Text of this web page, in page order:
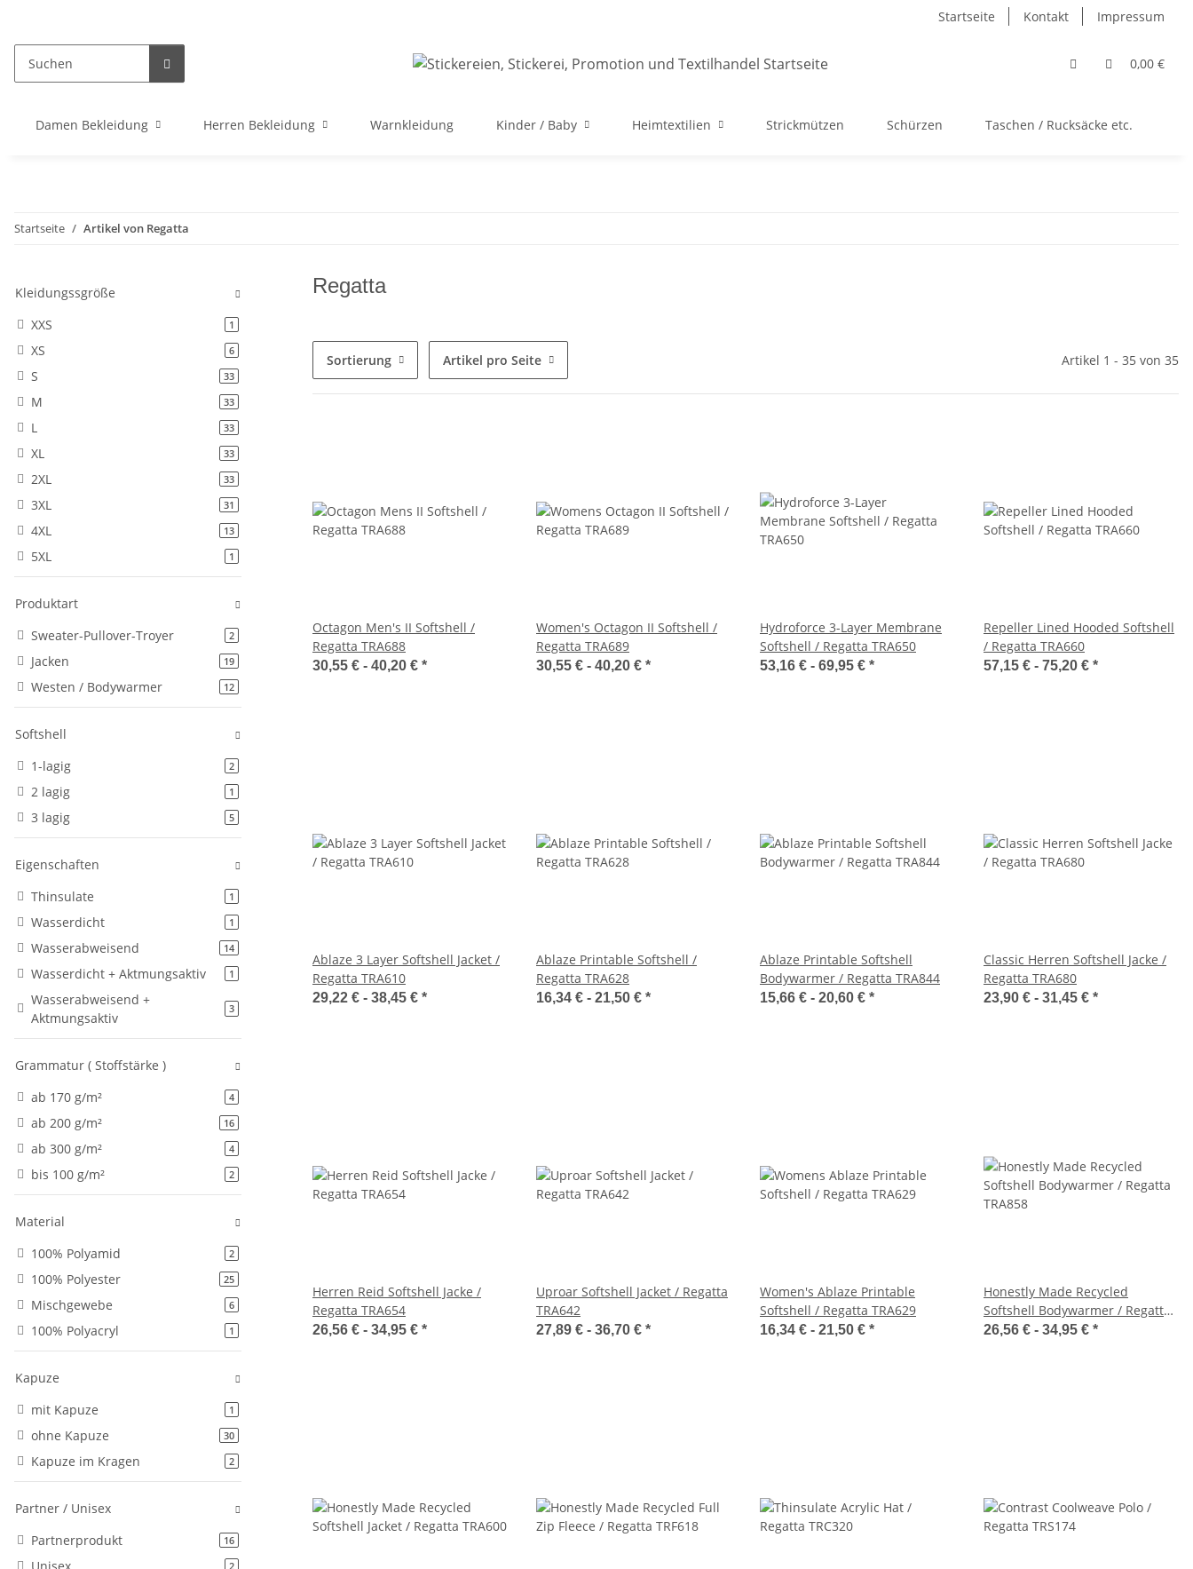
Startseite Kontakt Impressum
0,00 €
Damen Bekleidung Herren Bekleidung Warnkleidung Kinder / Baby Heimtextilien Strickmützen Schürzen Taschen / Rucksäcke etc.
Startseite Artikel von Regatta
Regatta
Sortierung Artikel pro Seite Artikel 1 - 35 von 35
Octagon Men's II Softshell /
Regatta TRA688
30,55 € - 40,20 € *
Women's Octagon II Softshell /
Regatta TRA689
30,55 € - 40,20 € *
Hydroforce 3-Layer Membrane
Softshell / Regatta TRA650
53,16 € - 69,95 € *
Repeller Lined Hooded Softshell
/ Regatta TRA660
57,15 € - 75,20 € *
Ablaze 3 Layer Softshell Jacket /
Regatta TRA610
29,22 € - 38,45 € *
Ablaze Printable Softshell /
Regatta TRA628
16,34 € - 21,50 € *
Ablaze Printable Softshell
Bodywarmer / Regatta TRA844
15,66 € - 20,60 € *
Classic Herren Softshell Jacke /
Regatta TRA680
23,90 € - 31,45 € *
Herren Reid Softshell Jacke /
Regatta TRA654
26,56 € - 34,95 € *
Uproar Softshell Jacket / Regatta
TRA642
27,89 € - 36,70 € *
Women's Ablaze Printable
Softshell / Regatta TRA629
16,34 € - 21,50 € *
Honestly Made Recycled
Softshell Bodywarmer / Regatta
TRA858
26,56 € - 34,95 € *
Kleidungssgröße
XXS
1Artikel gefunden
XS 6Artikel gefunden
S 33Artikel gefunden
M 33Artikel gefunden
L 33Artikel gefunden
XL 33Artikel gefunden
2XL 33Artikel gefunden
3XL 31Artikel gefunden
4XL 13Artikel gefunden
5XL 1Artikel gefunden
Produktart
Sweater-Pullover-Troyer
2Artikel gefunden
Jacken 19Artikel gefunden
Westen / Bodywarmer 12Artikel gefunden
Softshell
1-lagig
2Artikel gefunden
2 lagig 1Artikel gefunden
3 lagig 5Artikel gefunden
Eigenschaften
Thinsulate
1Artikel gefunden
Wasserdicht 1Artikel gefunden
Wasserabweisend 14Artikel gefunden
Wasserdicht + Aktmungsaktiv 1Artikel gefunden
Wasserabweisend +
Aktmungsaktiv
3Artikel gefunden
Grammatur ( Stoffstärke )
ab 170 g/m²
4Artikel gefunden
ab 200 g/m² 16Artikel gefunden
ab 300 g/m² 4Artikel gefunden
bis 100 g/m² 2Artikel gefunden
Material
100% Polyamid
2Artikel gefunden
100% Polyester 25Artikel gefunden
Mischgewebe 6Artikel gefunden
100% Polyacryl 1Artikel gefunden
Kapuze
mit Kapuze
1Artikel gefunden
ohne Kapuze 30Artikel gefunden
Kapuze im Kragen 2Artikel gefunden
Partner / Unisex
Partnerprodukt
16Artikel gefunden
2Artikel gefunden